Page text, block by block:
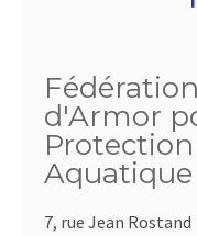
d'Armor
Aquatique
7, rue Jean Rostand